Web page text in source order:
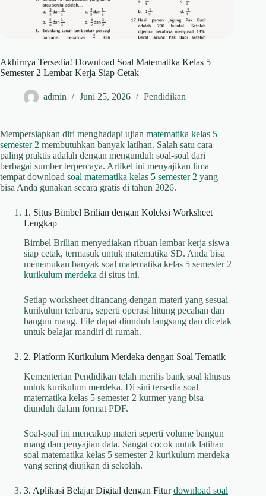
Akhirnya Tersedia! Download Soal Matematika Kelas 5
Semester 2 Lembar Kerja Siap Cetak
admin Juni 25, 2026 Pendidikan
Mempersiapkan diri menghadapi ujian matematika kelas 5
semester 2 membutuhkan banyak latihan. Salah satu cara
paling praktis adalah dengan mengunduh soal-soal dari
berbagai sumber terpercaya. Artikel ini menyajikan lima
tempat download soal matematika kelas 5 semester 2 yang
bisa Anda gunakan secara gratis di tahun 2026.
1. Situs Bimbel Brilian dengan Koleksi Worksheet
Lengkap
Bimbel Brilian menyediakan ribuan lembar kerja siswa
siap cetak, termasuk untuk matematika SD. Anda bisa
menemukan banyak soal matematika kelas 5 semester 2
kurikulum merdeka di situs ini.
Setiap worksheet dirancang dengan materi yang sesuai
kurikulum terbaru, seperti operasi hitung pecahan dan
bangun ruang. File dapat diunduh langsung dan dicetak
untuk belajar mandiri di rumah.
2. Platform Kurikulum Merdeka dengan Soal Tematik
Kementerian Pendidikan telah merilis bank soal khusus
untuk kurikulum merdeka. Di sini tersedia soal
matematika kelas 5 semester 2 kurmer yang bisa
diunduh dalam format PDF.
Soal-soal ini mencakup materi seperti volume bangun
ruang dan penyajian data. Sangat cocok untuk latihan
soal matematika kelas 5 semester 2 kurikulum merdeka
yang sering diujikan di sekolah.
3. Aplikasi Belajar Digital dengan Fiturdownload soal